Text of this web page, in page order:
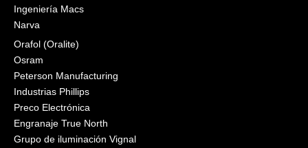
Ingeniería Macs
Narva
Orafol (Oralite)
Osram
Peterson Manufacturing
Industrias Phillips
Preco Electrónica
Engranaje True North
Grupo de iluminación Vignal